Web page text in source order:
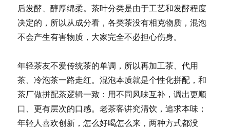
后发酵、醇厚绵柔。茶叶分类是由于工艺和发酵程度
决定的，所以从成分看，各类茶没有相克物质，混泡
不会产生有害物质，大家完全不必担心伤身。
年轻茶友不爱传统茶的单调，所以再加工茶、代用
茶、冷泡茶一路走红。混泡本质就是个性化拼配，和
茶厂做拼配茶逻辑一致：用不同风味互补，调出更顺
口、更有层次的口感。老茶客讲究清饮，追求本味；
年轻人喜欢创新，怎么好喝怎么来，两种方式都没